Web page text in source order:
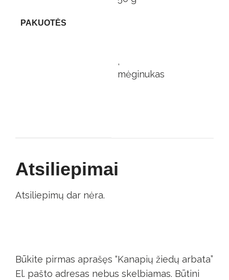
PAKUOTĖS
,
mėginukas
Atsiliepimai
Atsiliepimų dar nėra.
Būkite pirmas aprašęs “Kanapių žiedų arbata”
El. pašto adresas nebus skelbiamas. Būtini